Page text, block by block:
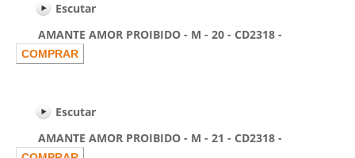
Escutar
AMANTE AMOR PROIBIDO - M - 20 - CD2318 -
Escutar
AMANTE AMOR PROIBIDO - M - 21 - CD2318 -